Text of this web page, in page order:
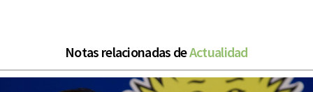
Notas relacionadas deActualidad